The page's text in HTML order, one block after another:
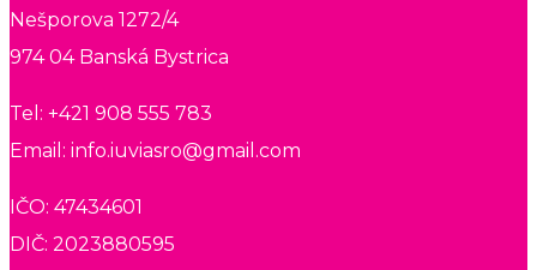
Nešporova 1272/4
974 04 Banská Bystrica
Tel: +421 908 555 783
Email: info.iuviasro@gmail.com
IČO: 47434601
DIČ: 2023880595